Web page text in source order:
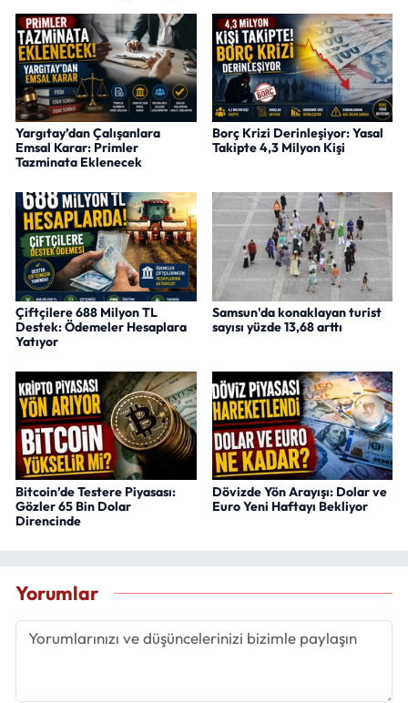
Yargıtay’dan Çalışanlara
Emsal Karar: Primler
Tazminata Eklenecek
Borç Krizi Derinleşiyor: Yasal
Takipte 4,3 Milyon Kişi
Çiftçilere 688 Milyon TL
Destek: Ödemeler Hesaplara
Yatıyor
Samsun'da konaklayan turist
sayısı yüzde 13,68 arttı
Bitcoin’de Testere Piyasası:
Gözler 65 Bin Dolar
Direncinde
Dövizde Yön Arayışı: Dolar ve
Euro Yeni Haftayı Bekliyor
Yorumlar